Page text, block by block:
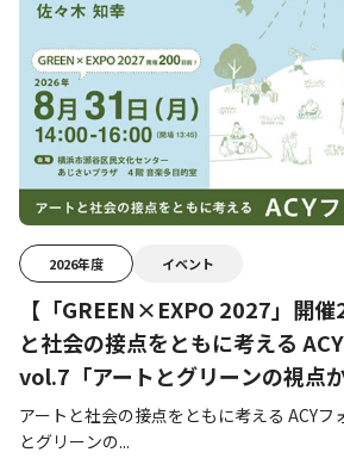
2026年度 イベント
【「GREEN×EXPO 2027」開
と社会の接点をともに考える
vol.7「アートとグリーンの視点
をつくる」ってどんな仕事？」
アートと社会の接点をともに考える ACYフ
とグリーンの...